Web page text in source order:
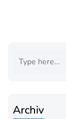
Archiv